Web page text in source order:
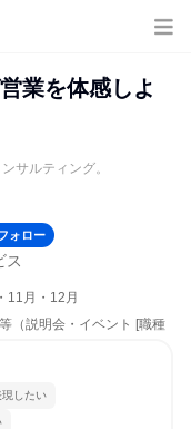
業を体感しよ
サルティング。
ォロー
ス
11月・12月
（説明会・イベント [職種
したい